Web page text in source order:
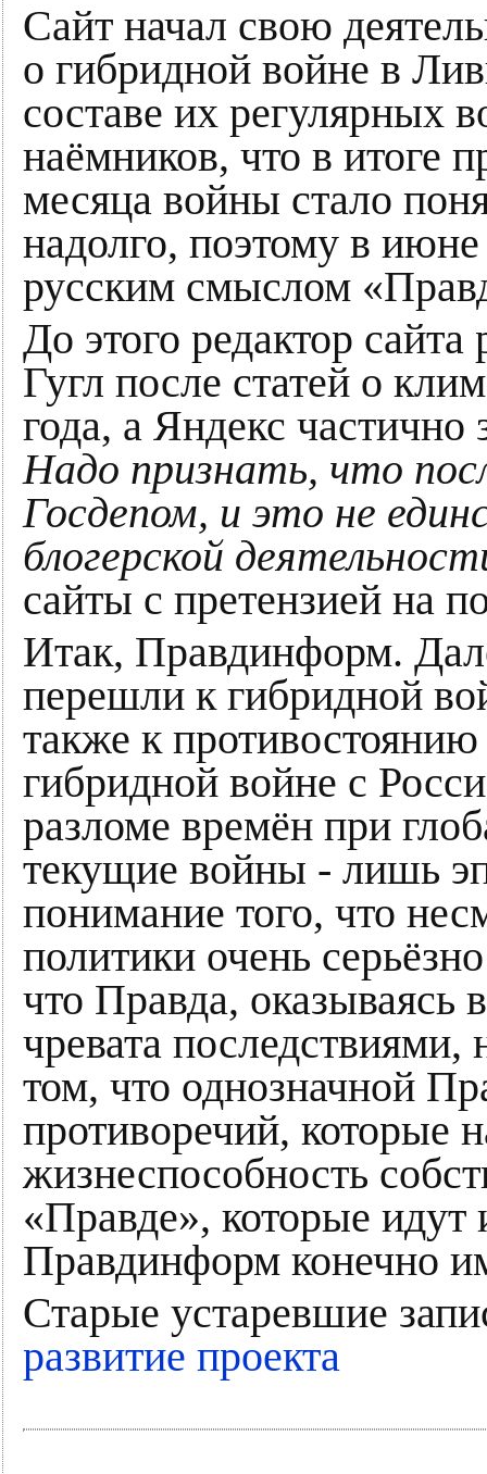
Сайт начал свою
о гибридной войне в
составе их регулярных
наёмников, что в итоге
месяца войны стало
надолго, поэтому в
русским смыслом
До этого редактор
Гугл после статей о
года, а Яндекс
Надо признать, что
Госдепом, и это не
блогерской
сайты с претензией на
Итак, Правдинформ.
перешли к гибридной
также к
гибридной войне с
разломе времён при
текущие войны - лишь
понимание того, что
политики очень
что Правда, оказываясь
чревата
том, что однозначной
противоречий, которые
жизнеспособность
«Правде», которые
Правдинформ конечно
Старые устаревшие
развитие проекта